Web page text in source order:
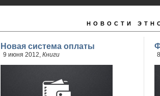
НОВОСТИ
Новая система оплаты
9 июня 2012, Книги